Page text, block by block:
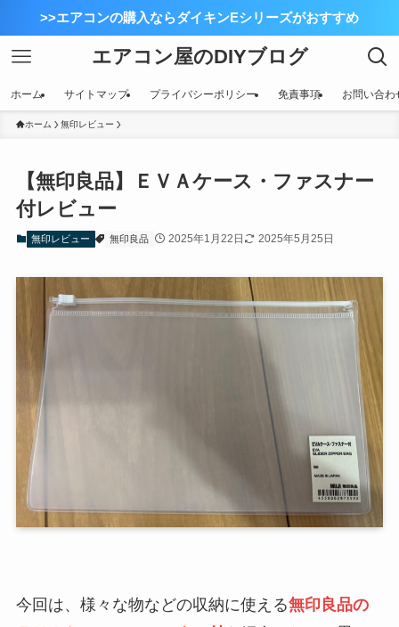
>>エアコンの購入ならダイキンEシリーズがおすすめ
エアコン屋のDIYブログ
ホーム サイトマップ プライバシーポリシー 免責事項 お問い合わ
ホーム 無印レビュー
【無印良品】ＥＶＡケース・ファスナー
付レビュー
無印レビュー 無印良品 2025年1月22日 2025年5月25日
今回は、様々な物などの収納に使える無印良品の